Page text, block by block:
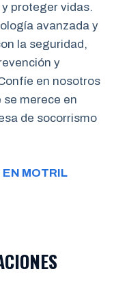
proteger vidas.
avanzada y
la seguridad,
y
en nosotros
merece en
de socorrismo
MOTRIL